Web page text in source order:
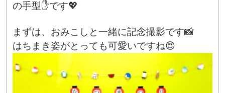
の手型✋です💖
まずは、おみこしと一緒に記念撮影です📸
はちまき姿がとっても可愛いですね😍